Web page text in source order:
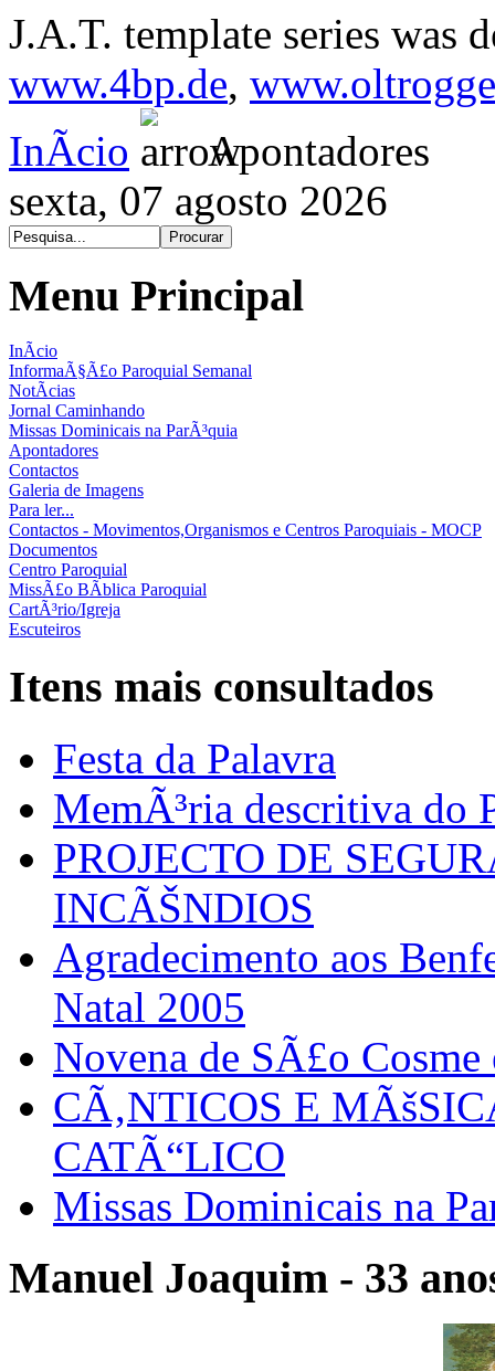
J.A.T. template series was
www.4bp.de,
InÃ­cio
Apontadores
sexta, 07 agosto 2026
Menu Principal
InÃ­cio
InformaÃ§Ã£o Paroquial Semanal
NotÃ­cias
Jornal Caminhando
Missas Dominicais na ParÃ³quia
Apontadores
Contactos
Galeria de Imagens
Para ler...
Contactos - Movimentos,Organismos e Centros Paroquiais - MOCP
Documentos
Centro Paroquial
MissÃ£o BÃ­blica Paroquial
CartÃ³rio/Igreja
Escuteiros
Itens mais consultados
Festa da Palavra
MemÃ³ria descritiva do
PROJECTO DE
INCÃŠNDIOS
Agradecimento aos
Natal 2005
Novena de SÃ£o
CÃ‚NTICOS E
CATÃ“LICO
Missas Dominicais na
Manuel Joaquim - 33